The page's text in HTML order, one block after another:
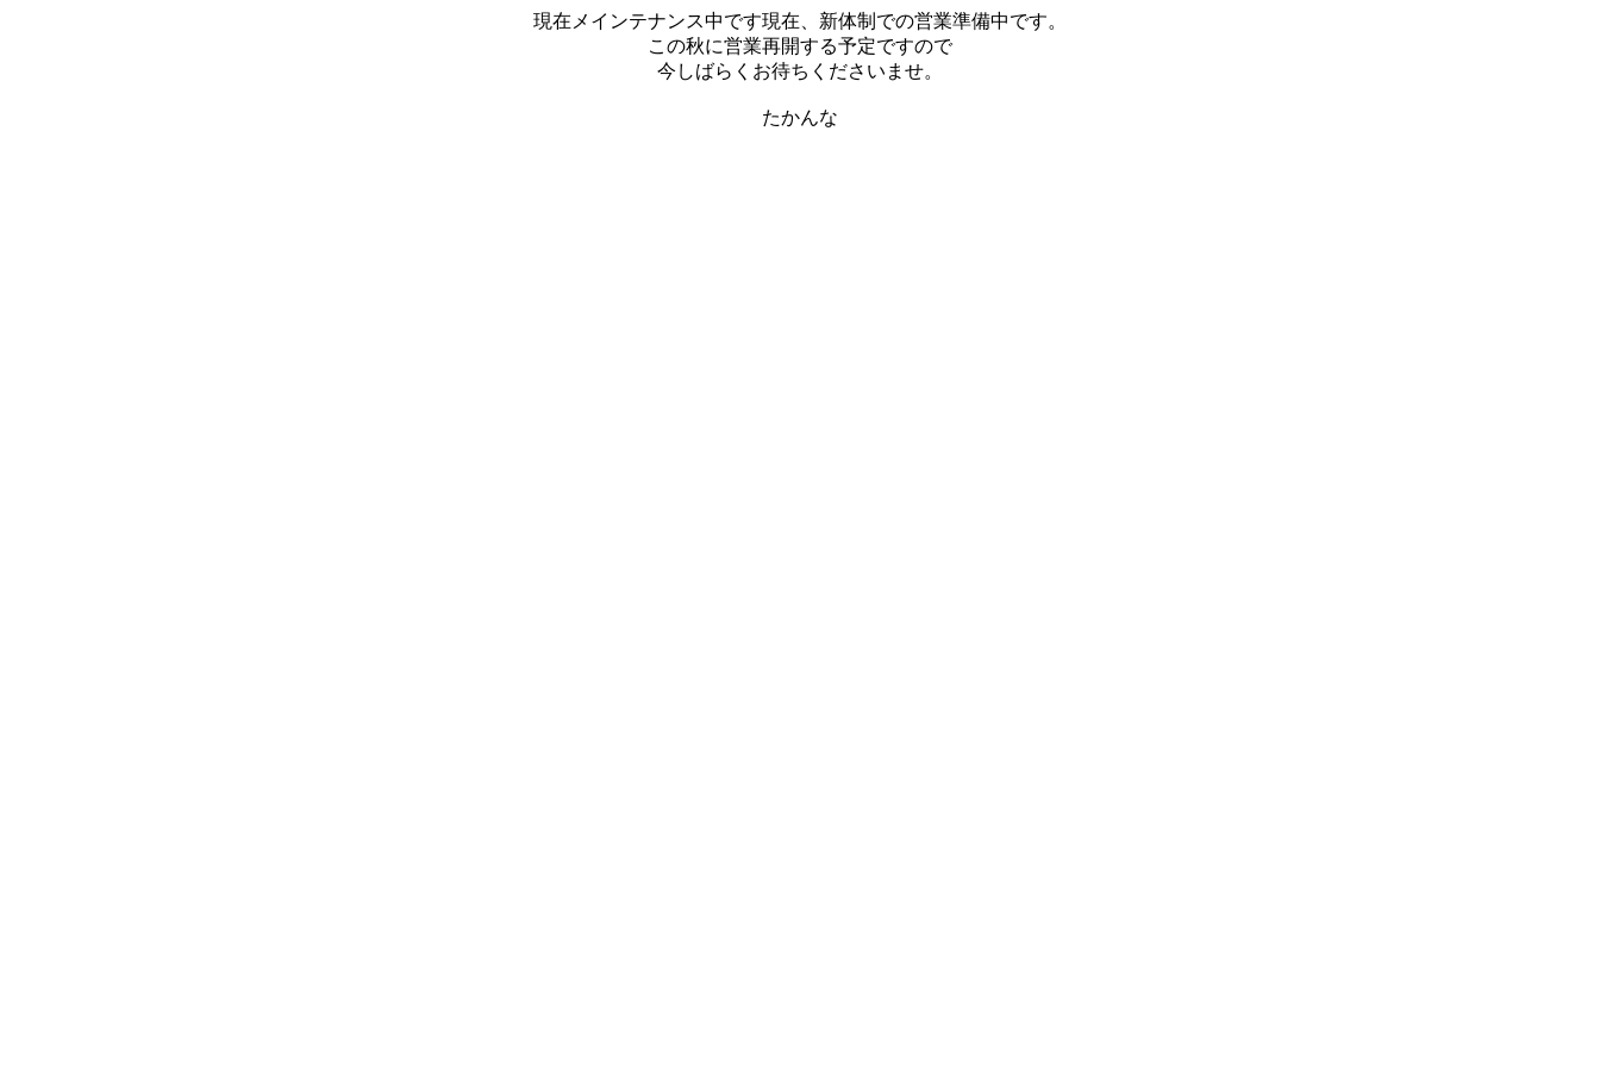
現在メインテナンス中です現在、新体制での営業準備中です。
この秋に営業再開する予定ですので
今しばらくお待ちくださいませ。
たかんな